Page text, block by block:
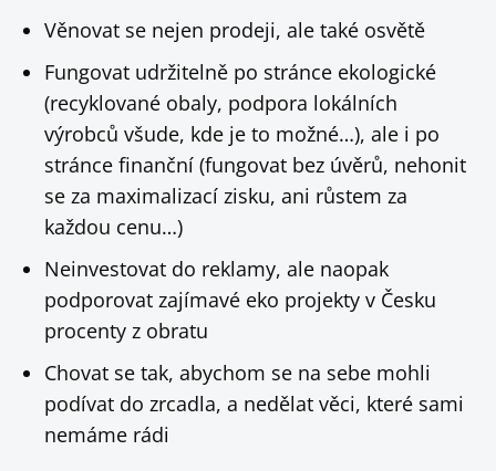
Věnovat se nejen prodeji, ale také osvětě
Fungovat udržitelně po stránce ekologické
(recyklované obaly, podpora lokálních
výrobců všude, kde je to možné…), ale i po
stránce finanční (fungovat bez úvěrů, nehonit
se za maximalizací zisku, ani růstem za
každou cenu…)
Neinvestovat do reklamy, ale naopak
podporovat zajímavé eko projekty v Česku
procenty z obratu
Chovat se tak, abychom se na sebe mohli
podívat do zrcadla, a nedělat věci, které sami
nemáme rádi